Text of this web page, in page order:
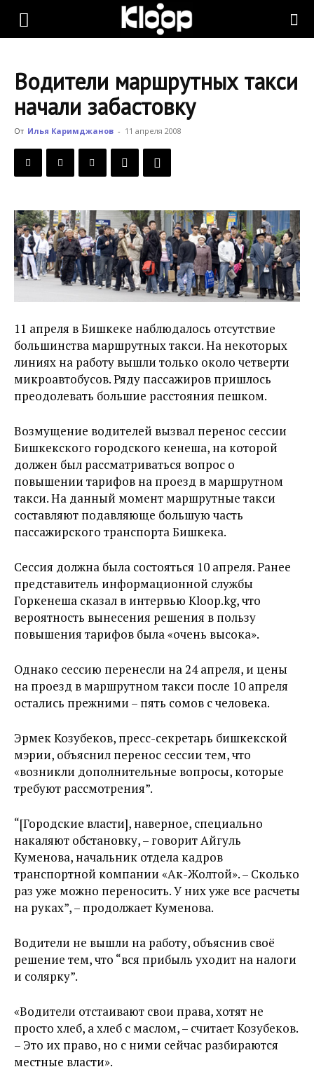
KLOOP.KG
Новости
Водители маршрутных такси
начали забастовку
От Илья Каримджанов - 11 апреля 2008
11 апреля в Бишкеке наблюдалось отсутствие
большинства маршрутных такси. На некоторых
линиях на работу вышли только около четверти
микроавтобусов. Ряду пассажиров пришлось
преодолевать большие расстояния пешком.
Возмущение водителей вызвал перенос сессии
Бишкекского городского кенеша, на которой
должен был рассматриваться вопрос о
повышении тарифов на проезд в маршрутном
такси. На данный момент маршрутные такси
составляют подавляюще большую часть
пассажирского транспорта Бишкека.
Сессия должна была состояться 10 апреля. Ранее
представитель информационной службы
Горкенеша сказал в интервью Kloop.kg, что
вероятность вынесения решения в пользу
повышения тарифов была «очень высока».
Однако сессию перенесли на 24 апреля, и цены
на проезд в маршрутном такси после 10 апреля
остались прежними – пять сомов с человека.
Эрмек Козубеков, пресс-секретарь бишкекской
мэрии, объяснил перенос сессии тем, что
«возникли дополнительные вопросы, которые
требуют рассмотрения”.
“[Городские власти], наверное, специально
накаляют обстановку, – говорит Айгуль
Куменова, начальник отдела кадров
транспортной компании «Ак-Жолтой». – Сколько
раз уже можно переносить. У них уже все расчеты
на руках”, – продолжает Куменова.
Водители не вышли на работу, объяснив своё
решение тем, что “вся прибыль уходит на налоги
и солярку”.
«Водители отстаивают свои права, хотят не
просто хлеб, а хлеб с маслом, – считает Козубеков.
– Это их право, но с ними сейчас разбираются
местные власти».